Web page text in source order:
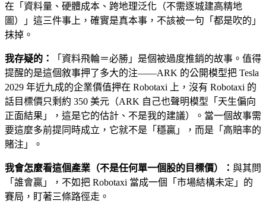
在「資料量、硬體成本、跨地理泛化（不需逐城建高精地
圖）」這三件事上，確實是真本事，不該被一句「都是吹的」
抹掉。
我存疑的：
「資料飛輪＝必勝」是個被過度推銷的故事。值得
提醒的是這個敘事押了多大的注——ARK 的公開模型把 Tesla
2029 年近九成的企業價值押在 Robotaxi 上，沒有 Robotaxi 的
話目標價只剩約 350 美元（ARK 自己也聲明模型「天生偏向
正面結果」，這是它的估計、不是我的建議）。當一個故事需
要這麼多前提同時成立，它就不是「穩贏」，而是「高賠率的
賭注」。
我會怎麼看這個產業（不是任何單一個股的目標價）： 與其問
「誰會贏」，不如把 Robotaxi 當成一個「市場結構未定」的
賽局，盯著三條路徑走。